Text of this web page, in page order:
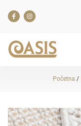
Početna /